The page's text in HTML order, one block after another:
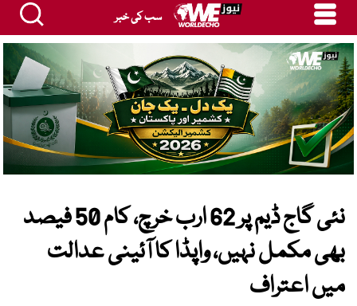
سب کی خبر
نئی گاج ڈیم پر 62 ارب خرچ، کام 50 فیصد
بھی مکمل نہیں، واپڈا کا آئینی عدالت
میں اعتراف